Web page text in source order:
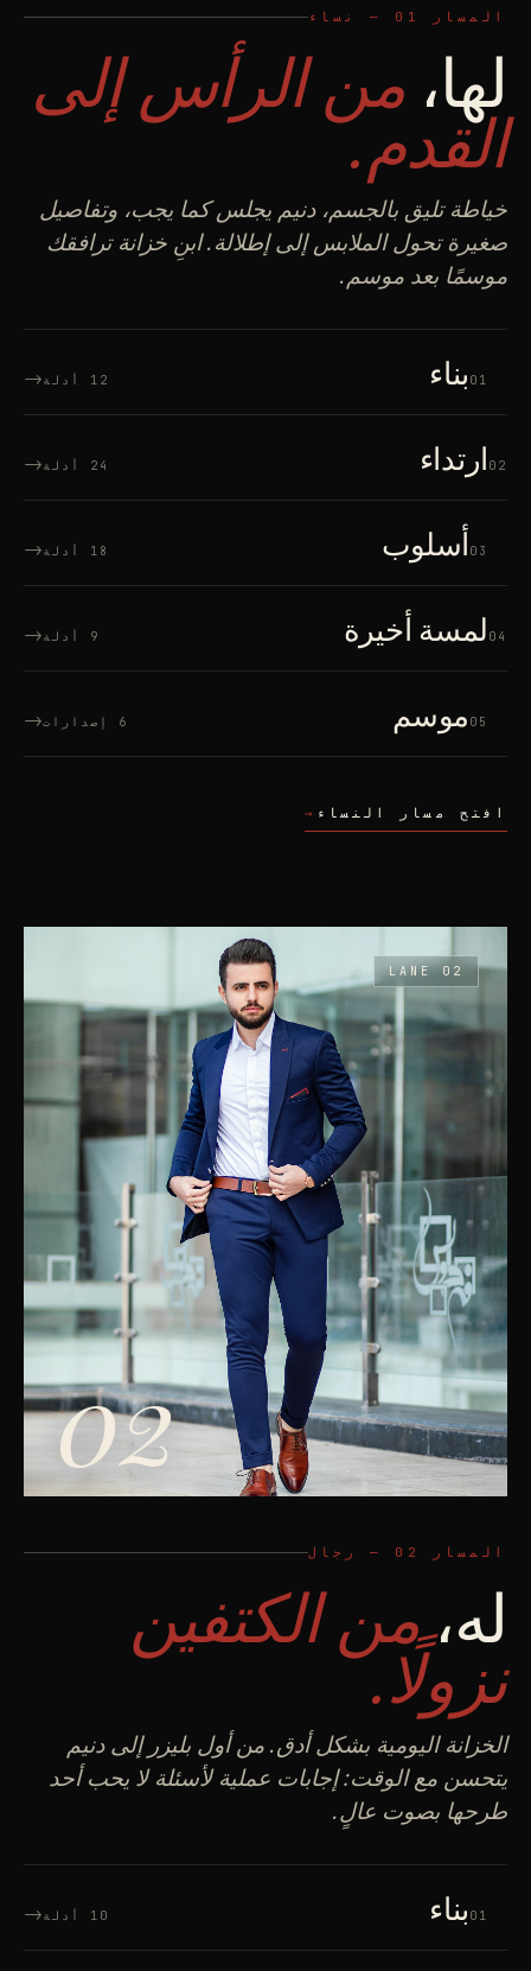
المسار 01 — نساء
لها، من الرأس إلى
القدم.
خياطة تليق بالجسم، دنيم يجلس كما يجب، وتفاصيل
صغيرة تحول الملابس إلى إطلالة. ابنِ خزانة ترافقك
موسمًا بعد موسم.
01 بناء 12 أدلة →
02 ارتداء 24 أدلة →
03أسلوب 18 أدلة →
04 لمسة أخيرة 9 أدلة →
05 موسم 6 إصدارات →
افتح مسار النساء →
LANE 02
02
المسار 02 — رجال
له،من الكتفين
نزولًا.
الخزانة اليومية بشكل أدق. من أول بليزر إلى دنيم
يتحسن مع الوقت: إجابات عملية لأسئلة لا يحب أحد
طرحها بصوت عالٍ.
01 بناء 10 أدلة →